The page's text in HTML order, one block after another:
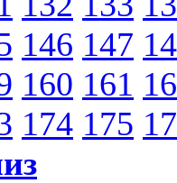
146 147
160 161
174 175